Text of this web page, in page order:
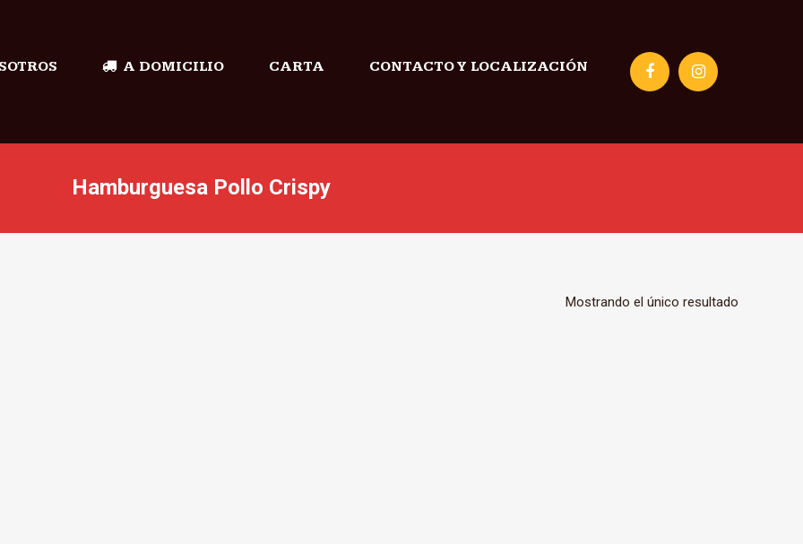
A DOMICILIO CARTA CONTACTO Y LOCALIZACIÓN
Hamburguesa Pollo Crispy
Mostrando el único resultado